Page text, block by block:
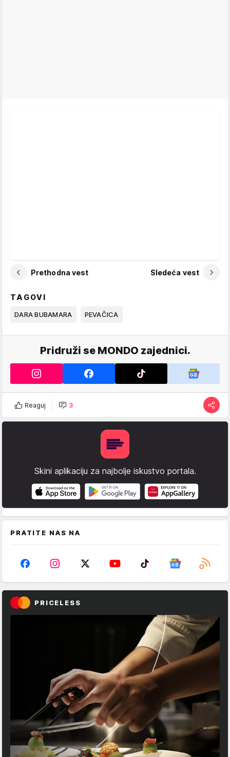
Prethodna vest Sledeća vest
TAGOVI
DARA BUBAMARA PEVAČICA
Pridruži se MONDO zajednici.
Reaguj 3
Skini aplikaciju za najbolje iskustvo portala.
PRATITE NAS NA
PRICELESS